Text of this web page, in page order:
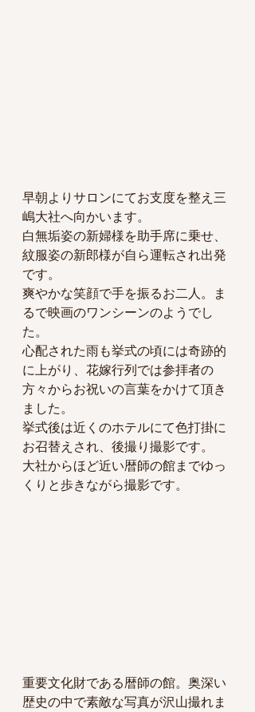
早朝よりサロンにてお支度を整え三
嶋大社へ向かいます。
白無垢姿の新婦様を助手席に乗せ、
紋服姿の新郎様が自ら運転され出発
です。
爽やかな笑顔で手を振るお二人。ま
るで映画のワンシーンのようでし
た。
心配された雨も挙式の頃には奇跡的
に上がり、花嫁行列では参拝者の
方々からお祝いの言葉をかけて頂き
ました。
挙式後は近くのホテルにて色打掛に
お召替えされ、後撮り撮影です。
大社からほど近い暦師の館までゆっ
くりと歩きながら撮影です。
重要文化財である暦師の館。奥深い
歴史の中で素敵な写真が沢山撮れま